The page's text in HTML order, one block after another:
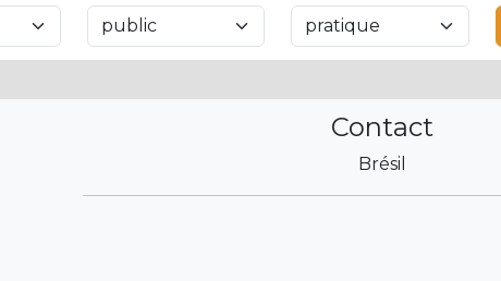
Contact
Brésil